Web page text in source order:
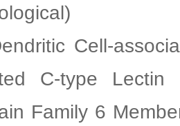
Cell-
C-type
Family 6